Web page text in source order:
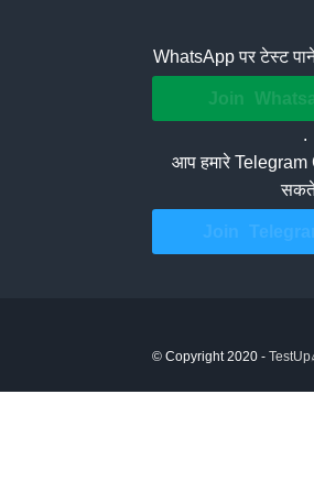
WhatsApp पर टेस्ट
Join
.
आप हमारे
Join
© Copyright 2020 -